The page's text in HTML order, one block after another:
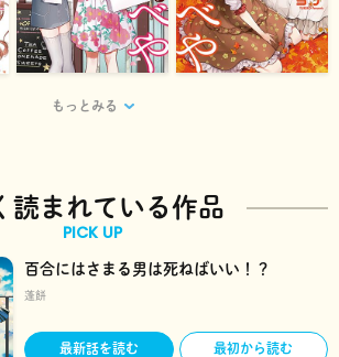
もっとみる
読まれている作品
PICK UP
百合にはさまる男は死ねばいい！？
蓬餅
最新話を読む 最初から読む